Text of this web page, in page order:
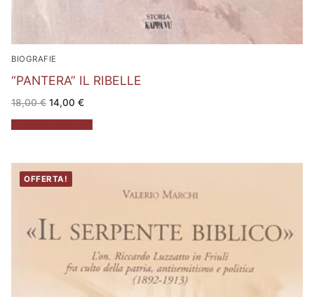
BIOGRAFIE
“PANTERA” IL RIBELLE
18,00€ Il
prezzo
originale
era:
14,00 €Il
attuale
è:
OFFERTA!